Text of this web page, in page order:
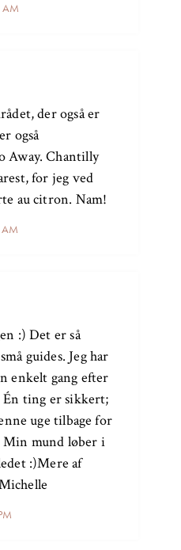
AM
AM
der også er
også
Away. Chantilly
for jeg ved
au citron. Nam!
:) Det er så
guides. Jeg har
enkelt gang efter
Én ting er sikkert;
uge tilbage for
Min mund løber i
:)Mere af